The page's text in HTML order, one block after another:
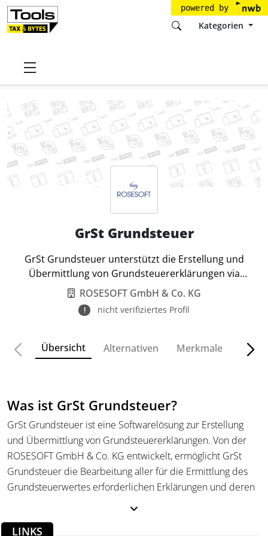
powered by
Kategorien
Startseite
GrSt Grundsteuer
GrSt Grundsteuer unterstützt die Erstellung und
Übermittlung von Grundsteuererklärungen via
Elster.
ROSESOFT GmbH & Co. KG
nicht verifiziertes Profil
Übersicht Alternativen Merkmale
Was ist GrSt Grundsteuer?
GrSt Grundsteuer ist eine Softwarelösung zur Erstellung
und Übermittlung von Grundsteuererklärungen. Von der
ROSESOFT GmbH & Co. KG entwickelt, ermöglicht GrSt
Grundsteuer die Bearbeitung aller für die Ermittlung des
Grundsteuerwertes erforderlichen Erklärungen und deren
verschiedenen Ländermodelle und eignet sich
LINKS